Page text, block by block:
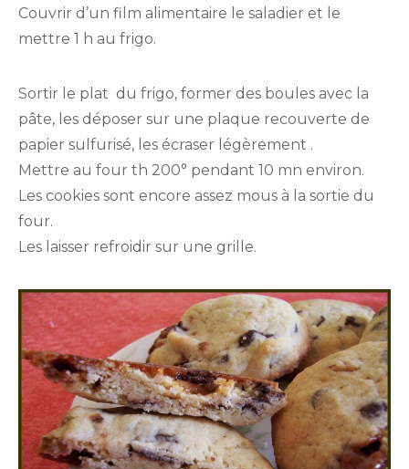
Couvrir d’un film alimentaire le saladier et le
mettre 1 h au frigo.
Sortir le plat du frigo, former des boules avec la
pâte, les déposer sur une plaque recouverte de
papier sulfurisé, les écraser légèrement .
Mettre au four th 200° pendant 10 mn environ.
Les cookies sont encore assez mous à la sortie du
four.
Les laisser refroidir sur une grille.